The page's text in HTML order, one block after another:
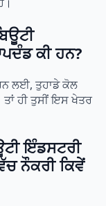
ਕੀ ਹਨ?
ਲਈ, ਤੁਹਾਡੇ ਕੋਲ
ਤਾਂ ਹੀ ਤੁਸੀਂ ਇਸ ਖੇਤਰ
ਇੰਡਸਟਰੀ
ਨੌਕਰੀ ਕਿਵੇਂ